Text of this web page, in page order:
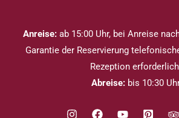
Anreise: ab 15:00 Uhr, bei Anreise
Garantie der Reservierung
Rezeption
Abreise:bis 10:30